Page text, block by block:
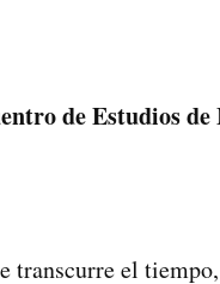
de Estudios
el